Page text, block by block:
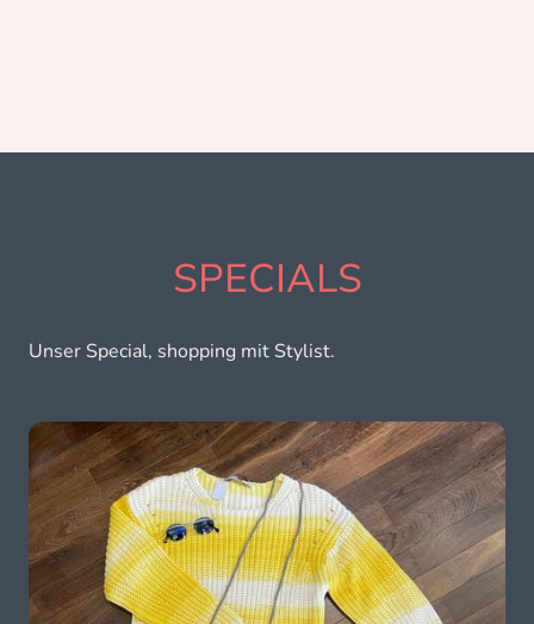
SPECIALS
Unser Special, shopping mit Stylist.